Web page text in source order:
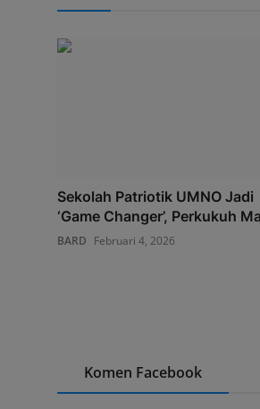
Sekolah Patriotik UMNO Jadi
‘Game Changer’, Perkukuh
BARD Februari 4, 2026
Komen Facebook